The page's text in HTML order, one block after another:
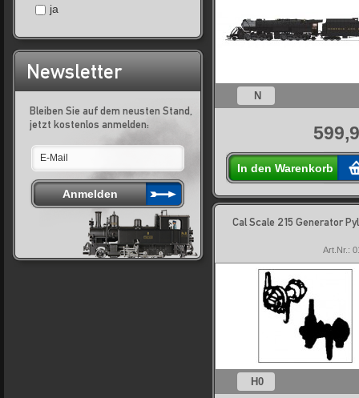
ja
Newsletter
Bleiben Sie auf dem neusten Stand,
jetzt kostenlos anmelden:
N
In den Warenkorb
Cal Scale 215 Generator
Art.Nr.:
H0